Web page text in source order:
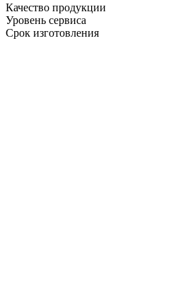
Качество продукции
Уровень сервиса
Срок изготовления